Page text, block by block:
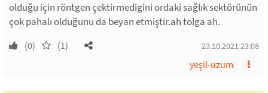
olduğu için röntgen çektirmedigini ordaki sağlık sektörünün
çok pahalı olduğunu da beyan etmiştir.ah tolga ah.
(0) (1) 23.10.2021 23:08
yeşil-uzum